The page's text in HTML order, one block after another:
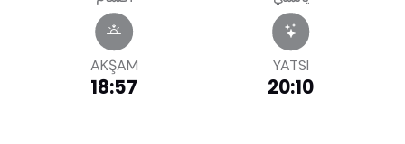
AKŞAM
18:57
YATSI
20:10